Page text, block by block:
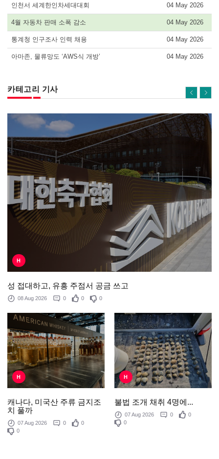
인천서 세계한인차세대대회 04 May 2026
4월 자동차 판매 소폭 감소 04 May 2026
통계청 인구조사 인력 채용 04 May 2026
아마존, 물류망도 ‘AWS식 개방’ 04 May 2026
카테고리 기사
H
성 접대하고, 유흥 주점서 공금 쓰고
08 Aug 2026 0 0 0
H
캐나다, 미국산 주류 금지조
치 풀까
07 Aug 2026 0
0
0
H
불법 조개 채취 4명에...
07 Aug 2026 0
0
0